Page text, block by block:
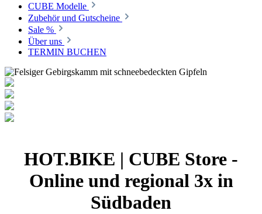
CUBE Modelle
Zubehör und Gutscheine
Sale %
Über uns
TERMIN BUCHEN
HOT.BIKE | CUBE Store -
Online und regional 3x in
Südbaden